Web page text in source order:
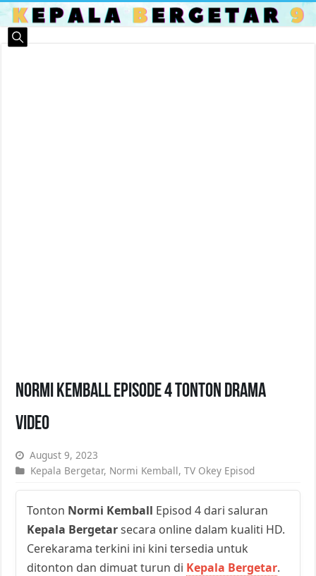
Normi Kemball Episode 4 Tonton Drama
Video
August 9, 2023
Kepala Bergetar, Normi Kemball,TV Okey Episod
Tonton Normi Kemball Episod 4 dari saluran
Kepala Bergetarsecara online dalam kualiti HD.
Cerekarama terkini ini kini tersedia untuk
ditonton dan dimuat turun di Kepala Bergetar.